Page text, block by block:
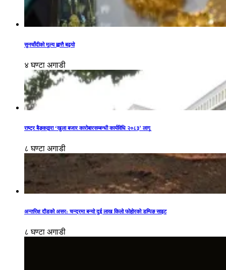
सुनचाँदीको मूल्य ह्वात्तै बढ्यो
४ घण्टा अगाडी
राष्ट्र बैङ्कद्वारा ‘खुला बजार कारोबारसम्बन्धी कार्यविधि २०८३’ लागू
८ घण्टा अगाडी
अन्तरिक्ष दौडको असर: चन्द्रमा बन्यो दुई लाख किलो फोहोरको डम्पिङ साइट
८ घण्टा अगाडी